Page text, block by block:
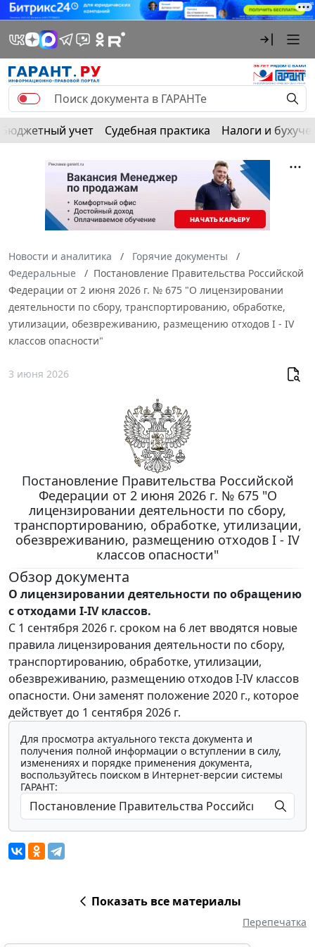
Бюджетный учет Судебная практика Налоги и
Новости и аналитика
Горячие документы
Федеральные
Постановление Правительства Российской
Федерации от 2 июня 2026 г. № 675 "О лицензировании
деятельности по сбору, транспортированию, обработке,
утилизации, обезвреживанию, размещению отходов I - IV
классов опасности"
3 июня 2026
Постановление Правительства Российской
Федерации от 2 июня 2026 г. № 675 "О
лицензировании деятельности по сбору,
транспортированию, обработке, утилизации,
обезвреживанию, размещению отходов I - IV
классов опасности"
Обзор документа
О лицензировании деятельности по обращению
с отходами I-IV классов.
С 1 сентября 2026 г. сроком на 6 лет вводятся новые
правила лицензирования деятельности по сбору,
транспортированию, обработке, утилизации,
обезвреживанию, размещению отходов I-IV классов
опасности. Они заменят положение 2020 г., которое
действует до 1 сентября 2026 г.
Для просмотра актуального текста документа и
получения полной информации о вступлении в силу,
изменениях и порядке применения документа,
воспользуйтесь поиском в Интернет-версии системы
ГАРАНТ:
Показать все материалы
Перепечатка